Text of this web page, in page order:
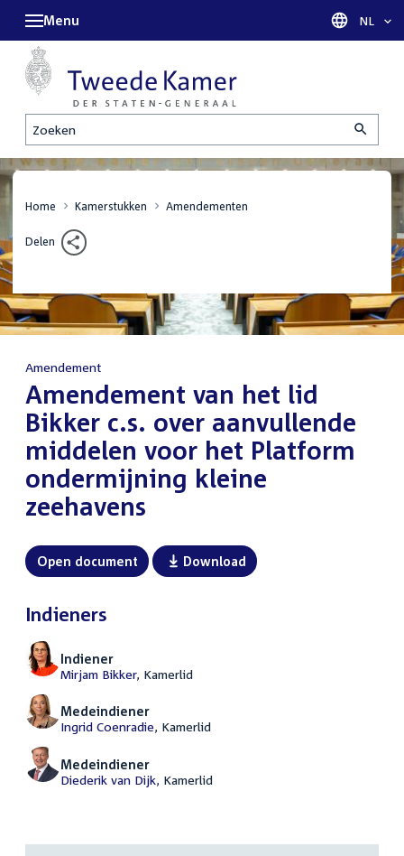
Zoeken
Menu Taal
NL
Home Kamerstukken Amendementen
Delen
Amendement
Amendement van het lid
Bikker c.s. over aanvullende
middelen voor het Platform
ondermijning kleine
zeehavens
Open document Download
Indieners
Indiener
Mirjam Bikker, Kamerlid
Medeindiener
Ingrid Coenradie, Kamerlid
Medeindiener
Diederik van Dijk, Kamerlid